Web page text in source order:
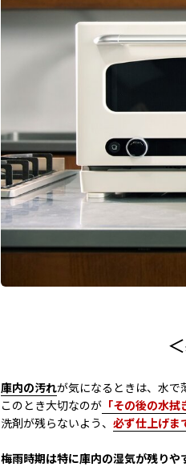
庫内の汚れが気になるときは、水で
このとき大切なのが 「その後の水拭
洗剤が残らないよう、 必ず仕上げま
梅雨時期は特に庫内の湿気が残り